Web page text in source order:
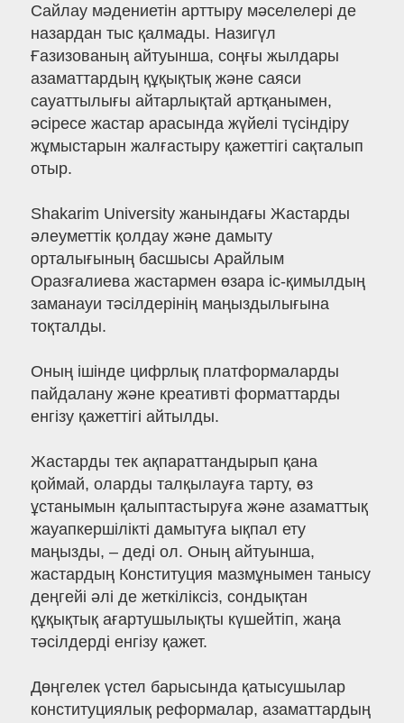
Сайлау мәдениетін арттыру мәселелері де
назардан тыс қалмады. Назигүл
Ғазизованың айтуынша, соңғы жылдары
азаматтардың құқықтық және саяси
сауаттылығы айтарлықтай артқанымен,
әсіресе жастар арасында жүйелі түсіндіру
жұмыстарын жалғастыру қажеттігі сақталып
отыр.
Shakarim University жанындағы Жастарды
әлеуметтік қолдау және дамыту
орталығының басшысы Арайлым
Оразғалиева жастармен өзара іс-қимылдың
заманауи тәсілдерінің маңыздылығына
тоқталды.
Оның ішінде цифрлық платформаларды
пайдалану және креативті форматтарды
енгізу қажеттігі айтылды.
Жастарды тек ақпараттандырып қана
қоймай, оларды талқылауға тарту, өз
ұстанымын қалыптастыруға және азаматтық
жауапкершілікті дамытуға ықпал ету
маңызды, – деді ол. Оның айтуынша,
жастардың Конституция мазмұнымен танысу
деңгейі әлі де жеткіліксіз, сондықтан
құқықтық ағартушылықты күшейтіп, жаңа
тәсілдерді енгізу қажет.
Дөңгелек үстел барысында қатысушылар
конституциялық реформалар, азаматтардың